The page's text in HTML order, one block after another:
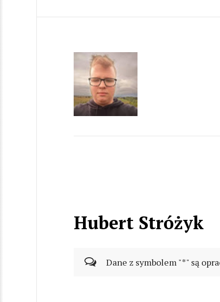
Hubert Stróżyk
Dane z symbolem "*" są